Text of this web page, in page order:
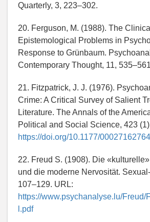
Quarterly, 3, 223–302.
20. Ferguson, M. (1988). The
Epistemological Problems in
Response to Grünbaum.
Contemporary Thought, 11,
21. Fitzpatrick, J. J. (1976).
Crime: A Critical Survey of Salient
Literature. The Annals of the
Political and Social Science, 423
https://doi.org/10.1177/
22. Freud S. (1908). Die
und die moderne Nervosität.
107–129. URL:
https://www.psychanalyse.lu/Freud/
l.pdf